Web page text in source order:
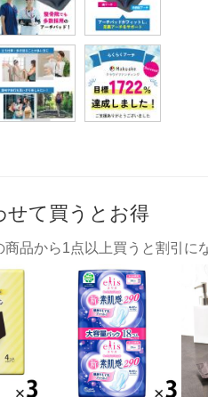
せて買うとお得
商品から1点以上買うと割引に